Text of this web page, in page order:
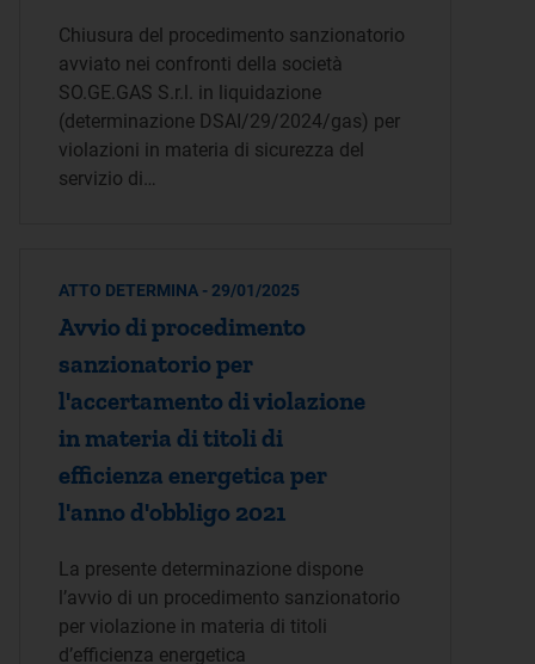
Chiusura del procedimento sanzionatorio
avviato nei confronti della società
SO.GE.GAS S.r.l. in liquidazione
(determinazione DSAI/29/2024/gas) per
violazioni in materia di sicurezza del
servizio di…
ATTO DETERMINA - 29/01/2025
Avvio di procedimento
sanzionatorio per
l'accertamento di violazione
in materia di titoli di
efficienza energetica per
l'anno d'obbligo 2021
La presente determinazione dispone
l’avvio di un procedimento sanzionatorio
per violazione in materia di titoli
d’efficienza energetica